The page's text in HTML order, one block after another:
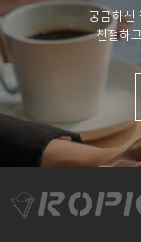
궁금하신
친절하